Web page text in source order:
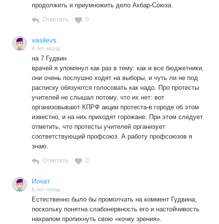
продолжить и приумножить дело Акбар-Союза.
Ответить 0
vasilevs
6 лет назад
на 7 Гудвин
врачей я упомянул как раз в тему: как и все бюджетники,
они очень послушно ходят на выборы, и чуть ли не под
расписку обязуются голосовать как надо. Про протесты
учителей не слышал потому, что их нет: вот
организовывают КПРФ акции протеста-в городе об этом
известно, и на них приходят горожане. При этом следует
отметить, что протесты учителей организует
соответствующий профсоюз. А работу профсоюзов я
знаю.
Ответить 0
Игнат
6 лет назад
Естественно было бы промолчать на коммент Гудвина,
поскольку понятна слабонервность его и настойчивость
нахрапом пропихнуть свою «кочку зрения».